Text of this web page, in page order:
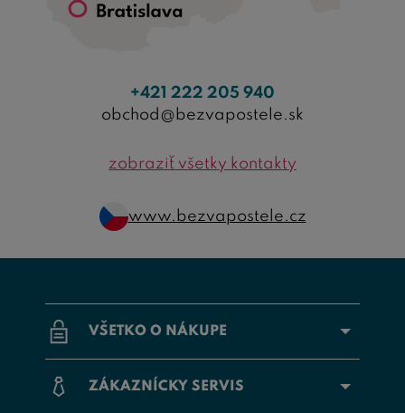
VŠETKO O NÁKUPE
ZÁKAZNÍCKY SERVIS
+421 222 205 940
obchod@bezvapostele.sk
zobraziť všetky kontakty
www.bezvapostele.cz